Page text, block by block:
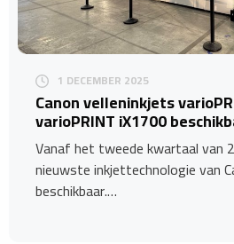
1 DECEMBER 2025
​Canon velleninkjets
varioPRINT iX1700
Vanaf het tweede kwartaal van
nieuwste inkjettechnologie van
beschikbaar.…